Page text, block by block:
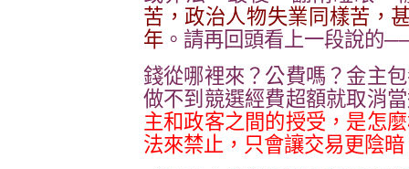
苦，政治人物失業同樣苦，
年 。請再回頭看上一段說的
錢從哪裡來？公費嗎？金主
做不到競選經費超額就取消
主和政客之間的授受，是怎
法來禁止，只會讓交易更陰